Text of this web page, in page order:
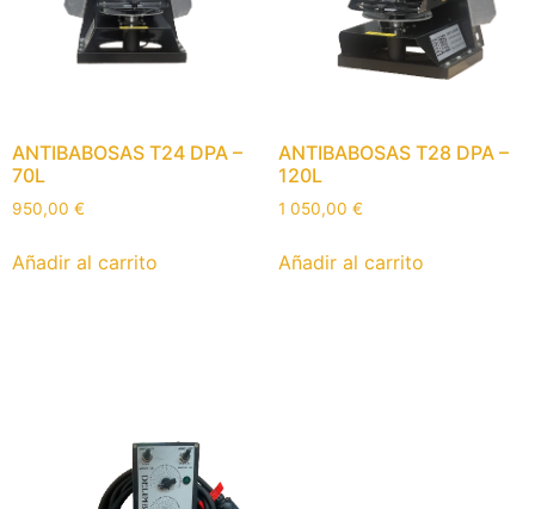
ANTIBABOSAS T24 DPA –
70L
950,00 €
Añadir al carrito
ANTIBABOSAS T28 DPA –
120L
1 050,00 €
Añadir al carrito